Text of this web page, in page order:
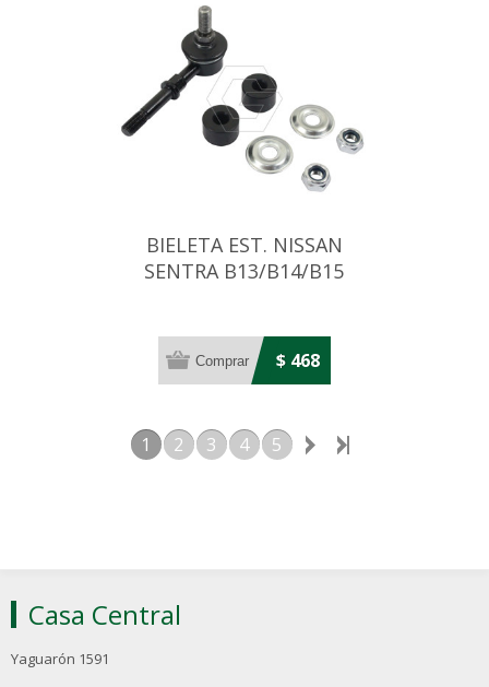
BIELETA EST. NISSAN
SENTRA B13/B14/B15
$ 468
1 2 3 4 5
Casa Central
Yaguarón 1591